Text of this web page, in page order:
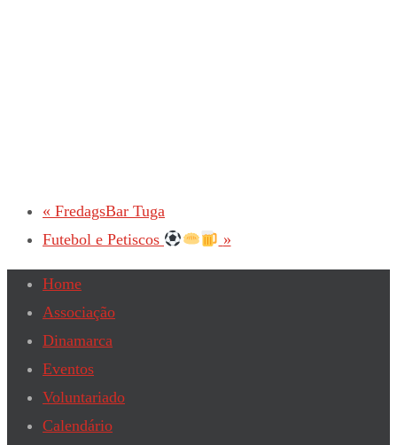
« FredagsBar Tuga
Futebol e Petiscos
»
Home
Associação
Dinamarca
Eventos
Voluntariado
Calendário